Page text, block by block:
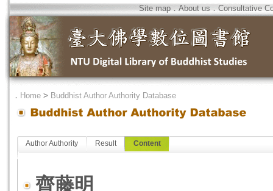
Site map．About us．Consultative
． Home > Buddhist Author Authority Database
Author Authority Result Content
齊藤明